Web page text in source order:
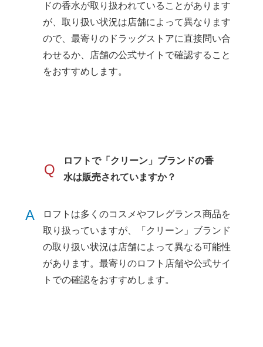
ドの香水が取り扱われていることがあります
が、取り扱い状況は店舗によって異なります
ので、最寄りのドラッグストアに直接問い合
わせるか、店舗の公式サイトで確認すること
をおすすめします。
Q
ロフトで「クリーン」ブランドの香
水は販売されていますか？
A
ロフトは多くのコスメやフレグランス商品を
取り扱っていますが、「クリーン」ブランド
の取り扱い状況は店舗によって異なる可能性
があります。最寄りのロフト店舗や公式サイ
トでの確認をおすすめします。